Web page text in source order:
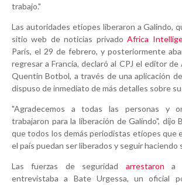
trabajo."
Las autoridades etíopes liberaron a Galindo,
sitio web de noticias privadoAfrica
París, el 29 de febrero, y posteriormente
regresar a Francia, declaró al CPJ el editor
Quentin Botbol, a través de una aplicación
dispuso de inmediato de más detalles sobre
"Agradecemos a todas las personas y
trabajaron para la liberación de Galindo", dijo
que todos los demás periodistas etíopes que
el país puedan ser liberados y seguir haciendo
Las fuerzas de seguridad arrestaron a
entrevistaba a Bate Urgessa, un oficial